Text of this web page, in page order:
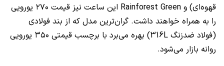
قهوه‌ای) و Rainforest Green این ساعت نیز قیمت ۲۷۰ یورویی
را به همراه خواهند داشت. گران‌ترین مدل که از بند فولادی
(فولاد ضدزنگ 316L) بهره می‌برد با برچسب قیمتی ۳۵۰ یورویی
روانه بازار می‌شود.